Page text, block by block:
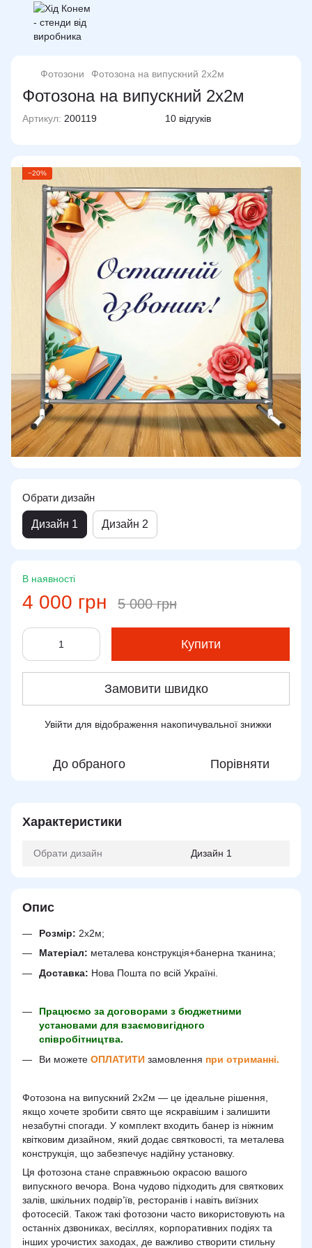
Фотозони Фотозона на випускний 2х2м
Фотозона на випускний 2х2м
Артикул: 200119 10 відгуків
−20%
Обрати дизайн
Дизайн 1 Дизайн 2
В наявності
4 000 грн 5 000 грн
Купити
Замовити швидко
Увійти для відображення накопичувальної знижки
До обраного Порівняти
Характеристики
Обрати дизайн Дизайн 1
Опис
Розмір: 2х2м;
Матеріал: металева конструкція+банерна тканина;
Доставка: Нова Пошта по всій Україні.
Працюємо за договорами з бюджетними
установами для взаємовигідного
співробітництва.
Ви можете ОПЛАТИТИ замовлення при отриманні.
Фотозона на випускний 2х2м — це ідеальне рішення,
якщо хочете зробити свято ще яскравішим і залишити
незабутні спогади. У комплект входить банер із ніжним
квітковим дизайном, який додає святковості, та металева
конструкція, що забезпечує надійну установку.
Ця фотозона стане справжньою окрасою вашого
випускного вечора. Вона чудово підходить для святкових
залів, шкільних подвір’їв, ресторанів і навіть виїзних
фотосесій. Також такі фотозони часто використовують на
останніх дзвониках, весіллях, корпоративних подіях та
інших урочистих заходах, де важливо створити стильну